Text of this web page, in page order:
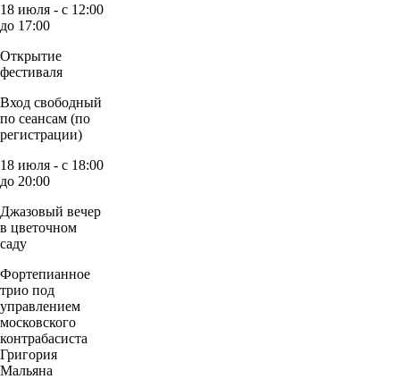
18 июля - с 12:00
до 17:00
Открытие
фестиваля
Вход свободный
по сеансам (по
регистрации)
18 июля - с 18:00
до 20:00
Джазовый вечер
в цветочном
саду
Фортепианное
трио под
управлением
московского
контрабасиста
Григория
Мальяна